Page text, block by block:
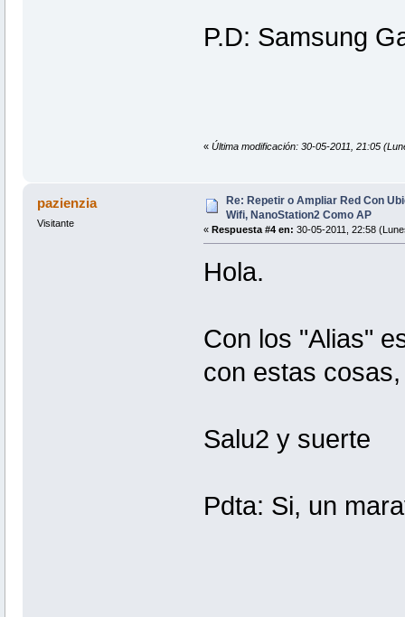
P.D: Samsung
« Última modificación: 30-05-2011, 21:05
pazienzia
Visitante
Re: Repetir o Ampliar Red Con
Wifi, NanoStation2 Como AP
« Respuesta #4 en: 30-05-2011, 22:58
Hola.
Con los "Alias"
con estas
Salu2 y suerte
Pdta: Si, un